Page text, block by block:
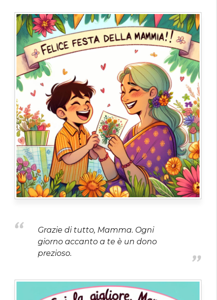
Grazie di tutto, Mamma. Ogni
giorno accanto a te è un dono
prezioso.